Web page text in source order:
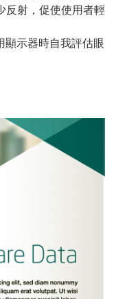
反射，促使使用者輕
顯示器時自我評估眼